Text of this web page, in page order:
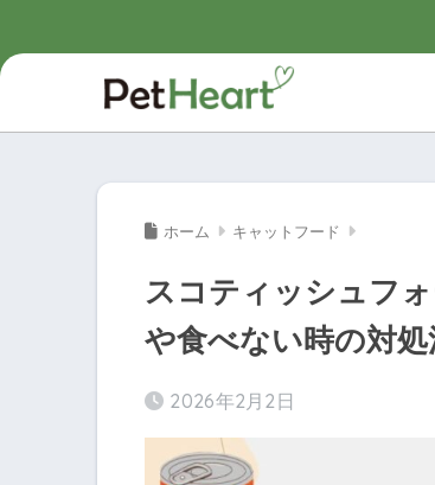
ホーム キャットフード
スコティッシュフ
や食べない時の対
2026年2月2日